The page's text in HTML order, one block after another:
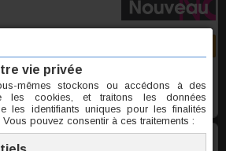
et Zirconium Tournesol